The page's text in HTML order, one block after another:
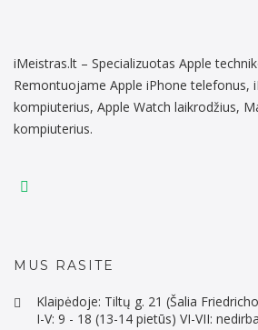
iMeistras.lt – Specializuotas Apple
Remontuojame Apple iPhone telefonus,
kompiuterius, Apple Watch laikrodžius,
kompiuterius.
MUS RASITE
Klaipėdoje: Tiltų g. 21 (Šalia
I-V: 9 - 18 (13-14 pietūs) VI-VII: